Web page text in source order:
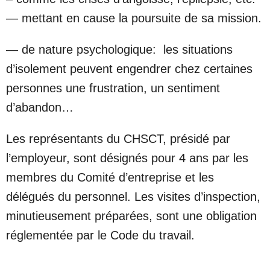
— mettant en cause la poursuite de sa mission.
— de nature psychologique: les situations
d’isolement peuvent engendrer chez certaines
personnes une frustration, un sentiment
d’abandon…
Les représentants du CHSCT, présidé par
l’employeur, sont désignés pour 4 ans par les
membres du Comité d’entreprise et les
délégués du personnel. Les visites d’inspection,
minutieusement préparées, sont une obligation
réglementée par le Code du travail.